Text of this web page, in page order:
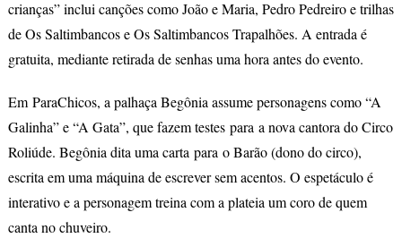
apresenta
musical
infantil
em
Chico
Buarque
crianças” inclui canções como João e Maria, Pedro Pedreiro e trilhas
de Os Saltimbancos e Os Saltimbancos Trapalhões. A entrada é
gratuita, mediante retirada de senhas uma hora antes do evento.
Em ParaChicos, a palhaça Begônia assume personagens como “A
Galinha” e “A Gata”, que fazem testes para a nova cantora do Circo
Roliúde. Begônia dita uma carta para o Barão (dono do circo),
escrita em uma máquina de escrever sem acentos. O espetáculo é
interativo e a personagem treina com a plateia um coro de quem
canta no chuveiro.